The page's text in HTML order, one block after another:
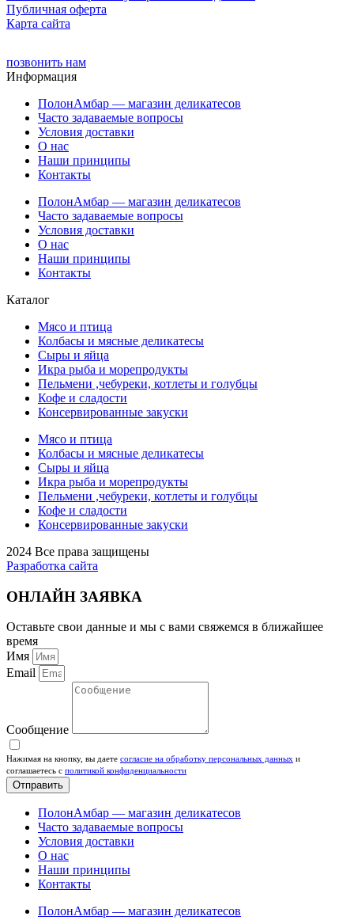
Публичная оферта
Карта сайта
позвонить нам
Информация
ПолонАмбар — магазин деликатесов
Часто задаваемые вопросы
Условия доставки
О нас
Наши принципы
Контакты
ПолонАмбар — магазин деликатесов
Часто задаваемые вопросы
Условия доставки
О нас
Наши принципы
Контакты
Каталог
Мясо и птица
Колбасы и мясные деликатесы
Сыры и яйца
Икра рыба и морепродукты
Пельмени ,чебуреки, котлеты и голубцы
Кофе и сладости
Консервированные закуски
Мясо и птица
Колбасы и мясные деликатесы
Сыры и яйца
Икра рыба и морепродукты
Пельмени ,чебуреки, котлеты и голубцы
Кофе и сладости
Консервированные закуски
2024 Все права защищены
Разработка сайта
ОНЛАЙН ЗАЯВКА
Оставьте свои данные и мы с вами свяжемся в ближайшее
время
Имя
Email
Сообщение
Нажимая на кнопку, вы даете согласие на обработку персональных данных и
соглашаетесь c политикой конфиденциальности
Отправить
ПолонАмбар — магазин деликатесов
Часто задаваемые вопросы
Условия доставки
О нас
Наши принципы
Контакты
ПолонАмбар — магазин деликатесов